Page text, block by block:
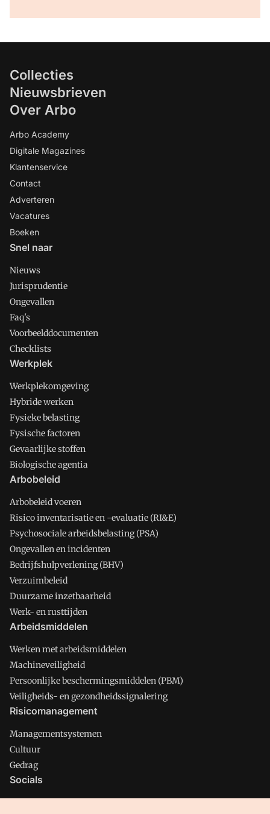
Collecties
Nieuwsbrieven
Over Arbo
Arbo Academy
Digitale Magazines
Klantenservice
Contact
Adverteren
Vacatures
Boeken
Snel naar
Nieuws
Jurisprudentie
Ongevallen
Faq's
Voorbeelddocumenten
Checklists
Werkplek
Werkplekomgeving
Hybride werken
Fysieke belasting
Fysische factoren
Gevaarlijke stoffen
Biologische agentia
Arbobeleid
Arbobeleid voeren
Risico inventarisatie en -evaluatie (RI&E)
Psychosociale arbeidsbelasting (PSA)
Ongevallen en incidenten
Bedrijfshulpverlening (BHV)
Verzuimbeleid
Duurzame inzetbaarheid
Werk- en rusttijden
Arbeidsmiddelen
Werken met arbeidsmiddelen
Machineveiligheid
Persoonlijke beschermingsmiddelen (PBM)
Veiligheids- en gezondheidssignalering
Risicomanagement
Managementsystemen
Cultuur
Gedrag
Socials